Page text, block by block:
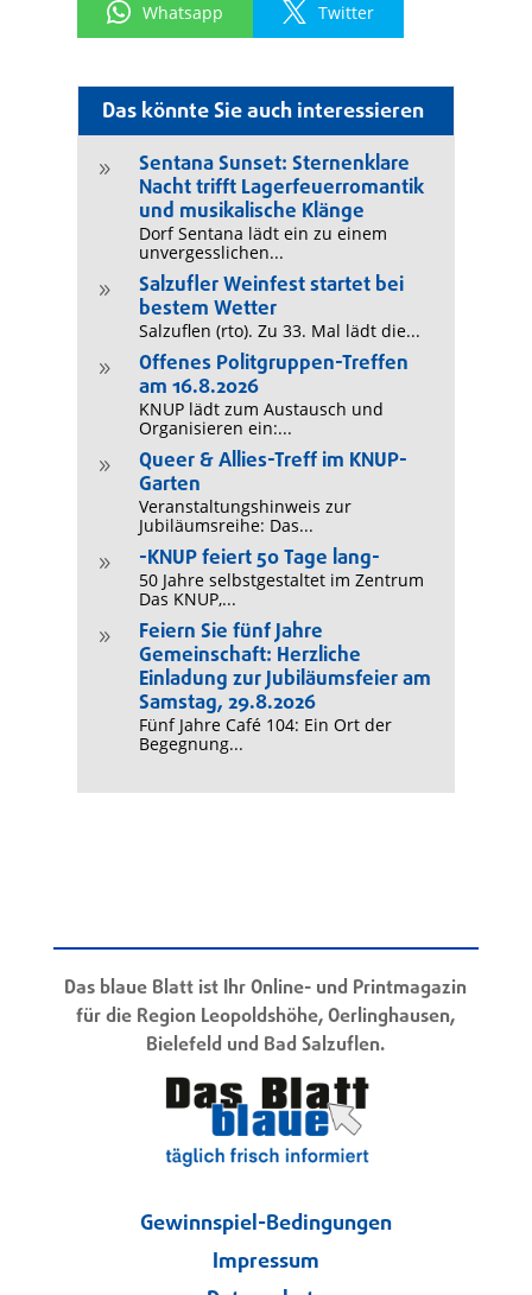
Das könnte Sie auch interessieren
9
Sentana Sunset: Sternenklare
Nacht trifft Lagerfeuerromantik
und musikalische Klänge
Dorf Sentana lädt ein zu einem
unvergesslichen...
9
Salzufler Weinfest startet bei
bestem Wetter
Salzuflen (rto). Zu 33. Mal lädt die...
9
Offenes Politgruppen-Treffen
am 16.8.2026
KNUP lädt zum Austausch und
Organisieren ein:...
9
Queer & Allies-Treff im KNUP-
Garten
Veranstaltungshinweis zur
Jubiläumsreihe: Das...
9 -KNUP feiert 50 Tage lang-
50 Jahre selbstgestaltet im Zentrum
Das KNUP,...
9
Feiern Sie fünf Jahre
Gemeinschaft: Herzliche
Einladung zur Jubiläumsfeier am
Samstag, 29.8.2026
Fünf Jahre Café 104: Ein Ort der
Begegnung...
Whatsapp Twitter
Das blaue Blatt ist Ihr Online- und Printmagazin
für die Region Leopoldshöhe, Oerlinghausen,
Bielefeld und Bad Salzuflen.
Gewinnspiel-Bedingungen
Impressum